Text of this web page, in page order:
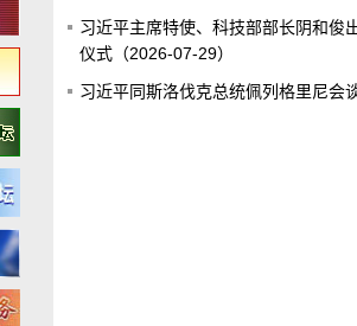
习近平主席特使、科技部部长阴和俊
仪式（2026-07-29）
习近平同斯洛伐克总统佩列格里尼会